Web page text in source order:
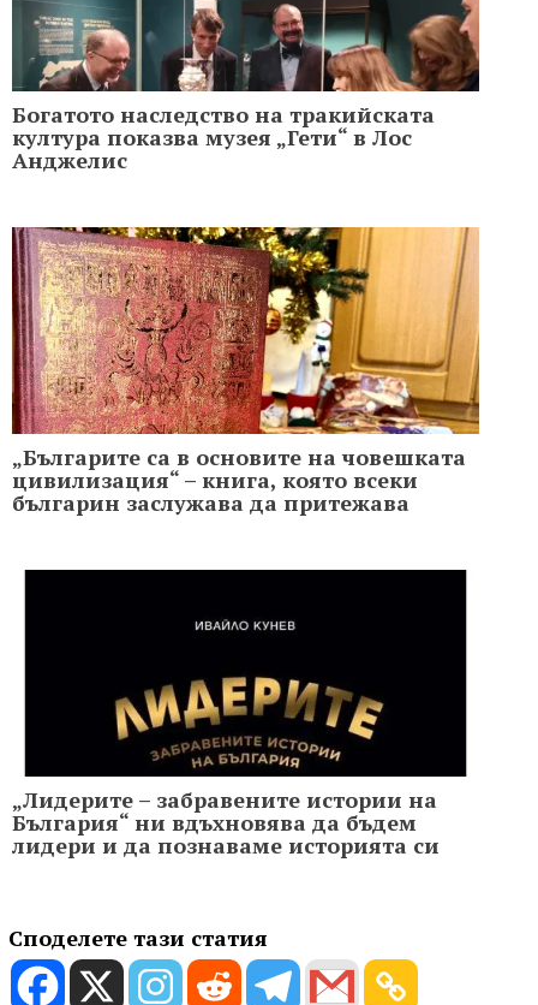
Богатото наследство на тракийската
култура показва музея „Гети“ в Лос
Анджелис
„Българите са в основите на човешката
цивилизация“ – книга, която всеки
българин заслужава да притежава
„Лидерите – забравените истории на
България“ ни вдъхновява да бъдем
лидери и да познаваме историята си
Споделете тази статия